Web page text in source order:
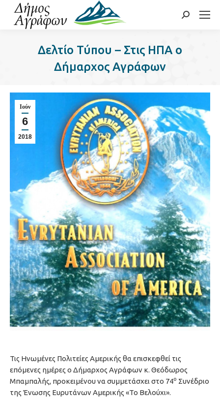
Search:
Δελτίο Τύπου – Στις ΗΠΑ ο
Δήμαρχος Αγράφων
Ιούν
6
2018
Τις Ηνωμένες Πολιτείες Αμερικής θα επισκεφθεί τις
επόμενες ημέρες ο Δήμαρχος Αγράφων κ. Θεόδωρος
Μπαμπαλής, προκειμένου να συμμετάσχει στο 74ο Συνέδριο
της Ένωσης Ευρυτάνων Αμερικής «Το Βελούχι».